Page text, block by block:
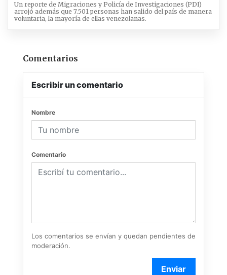
Un reporte de Migraciones y Policía de Investigaciones (PDI)
arrojó además que 7.501 personas han salido del país de manera
voluntaria, la mayoría de ellas venezolanas.
Comentarios
Escribir un comentario
Nombre
Comentario
Los comentarios se envían y quedan pendientes de
moderación.
Enviar